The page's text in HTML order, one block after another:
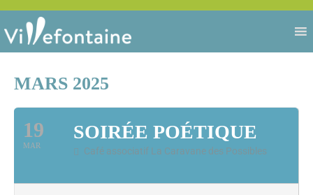
MARS 2025
19
MAR
SOIRÉE POÉTIQUE
Café associatif La Caravane des Possibles